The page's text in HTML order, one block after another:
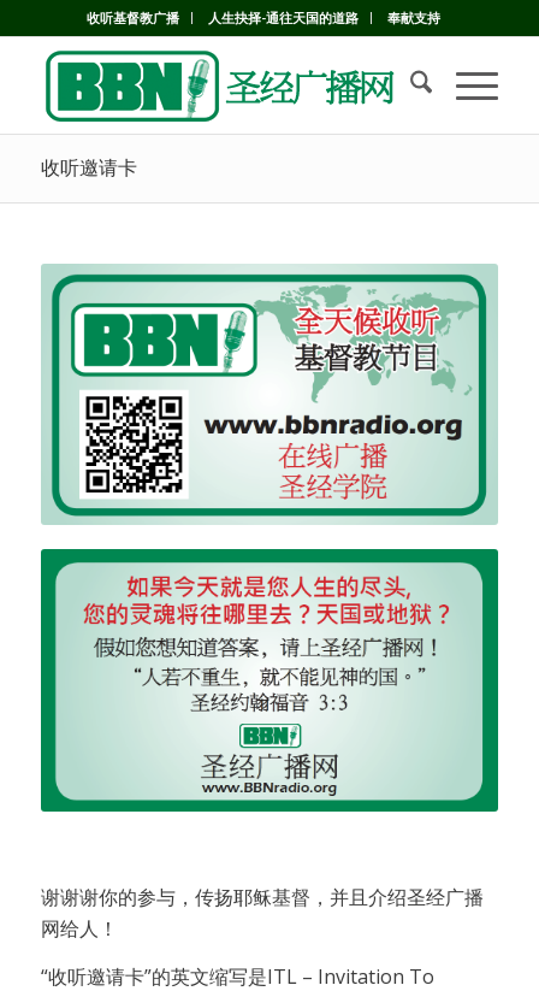
收听基督教广播 人生抉择-通往天国的道路 奉献支持
收听邀请卡
谢谢谢你的参与，传扬耶稣基督，并且介绍圣经广播
网给人！
“收听邀请卡”的英文缩写是ITL – Invitation To